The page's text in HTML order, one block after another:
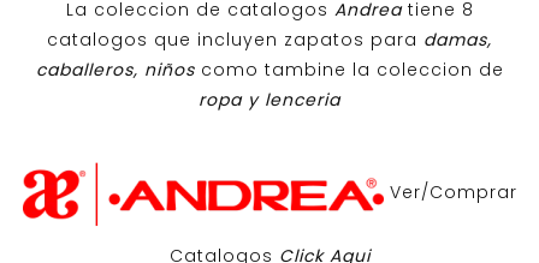
La coleccion de catalogos Andreatiene 8
catalogos que incluyen zapatos para damas,
caballeros, niños como tambine la coleccion de
ropa y lenceria
Ver/Comprar
Catalogos Click Aqui